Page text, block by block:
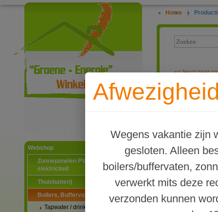
Webshop
Zonnepanelen PV-systemen
elektriciteit
Thuisbatterij
Boilers, Buffervaten en toebehoren
Tapwater / drinkwater boilers
Home |
Wegens vakantie zijn
gesloten. Alleen
boilers/buffervaten,
verwerkt mits deze
verzonden kunnen
<<terug naar
My-PV AC